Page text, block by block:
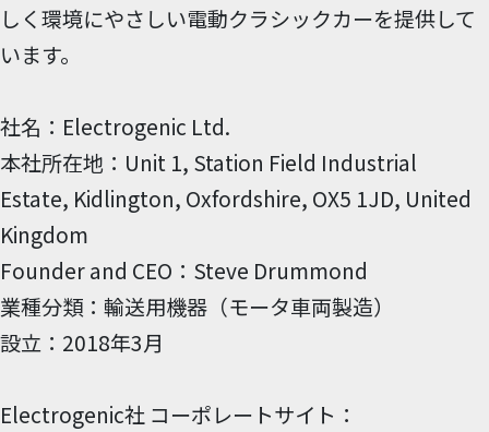
しく環境にやさしい電動クラシックカーを提供して
います。
社名：Electrogenic Ltd.
本社所在地：Unit 1, Station Field Industrial
Estate, Kidlington, Oxfordshire, OX5 1JD, United
Kingdom
Founder and CEO：Steve Drummond
業種分類：輸送用機器（モータ車両製造）
設立：2018年3月
Electrogenic社 コーポレートサイト：